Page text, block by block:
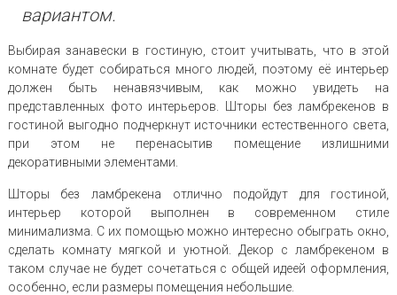
вариантом.
Выбирая занавески в гостиную, стоит учитывать, что в этой
комнате будет собираться много людей, поэтому её интерьер
должен быть ненавязчивым, как можно увидеть на
представленных фото интерьеров. Шторы без ламбрекенов в
гостиной выгодно подчеркнут источники естественного света,
при этом не перенасытив помещение излишними
декоративными элементами.
Шторы без ламбрекена отлично подойдут для гостиной,
интерьер которой выполнен в современном стиле
минимализма. С их помощью можно интересно обыграть окно,
сделать комнату мягкой и уютной. Декор с ламбрекеном в
таком случае не будет сочетаться с общей идеей оформления,
особенно, если размеры помещения небольшие.